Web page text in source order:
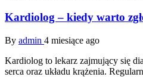
Kardiolog – kiedy warto
By admin 4 miesiące ago
Kardiolog to lekarz zajmujący się
serca oraz układu krążenia.